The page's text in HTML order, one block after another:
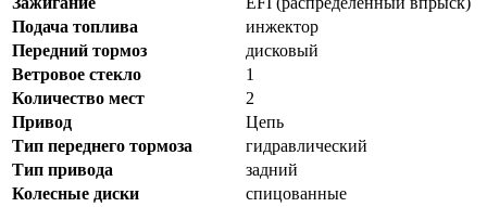
Подача топлива
инжектор
Передний тормоз
дисковый
Ветровое стекло
1
Количество мест
2
Привод
Цепь
Тип переднего тормоза
гидравлический
Тип привода
задний
Колесные диски
спицованные